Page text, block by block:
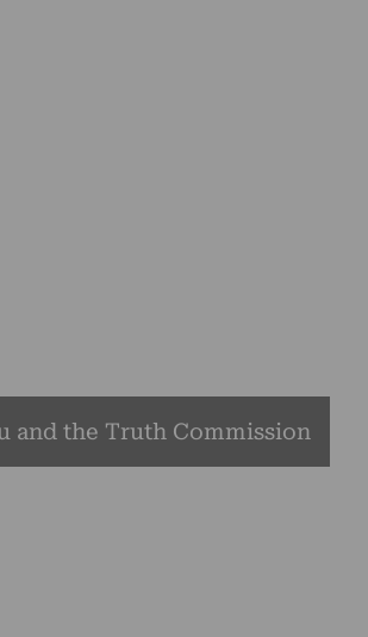
and the Truth Commission